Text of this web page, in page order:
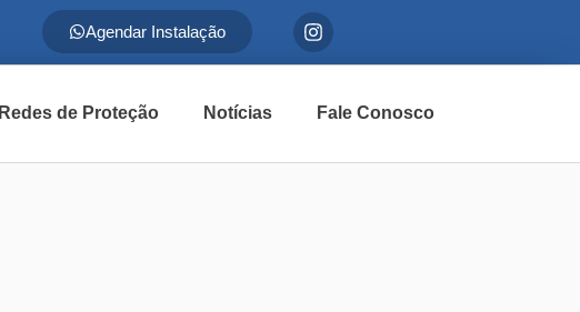
Agendar Instalação
Redes de Proteção Notícias Fale Conosco